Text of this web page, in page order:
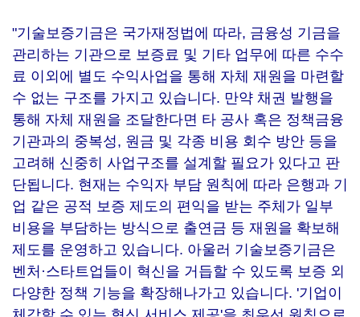
"기술보증기금은 국가재정법에 따라, 금융성 기금을
관리하는 기관으로 보증료 및 기타 업무에 따른 수수
료 이외에 별도 수익사업을 통해 자체 재원을 마련할
수 없는 구조를 가지고 있습니다. 만약 채권 발행을
통해 자체 재원을 조달한다면 타 공사 혹은 정책금융
기관과의 중복성, 원금 및 각종 비용 회수 방안 등을
고려해 신중히 사업구조를 설계할 필요가 있다고 판
단됩니다. 현재는 수익자 부담 원칙에 따라 은행과 기
업 같은 공적 보증 제도의 편익을 받는 주체가 일부
비용을 부담하는 방식으로 출연금 등 재원을 확보해
제도를 운영하고 있습니다. 아울러 기술보증기금은
벤처·스타트업들이 혁신을 거듭할 수 있도록 보증 외
다양한 정책 기능을 확장해나가고 있습니다. '기업이